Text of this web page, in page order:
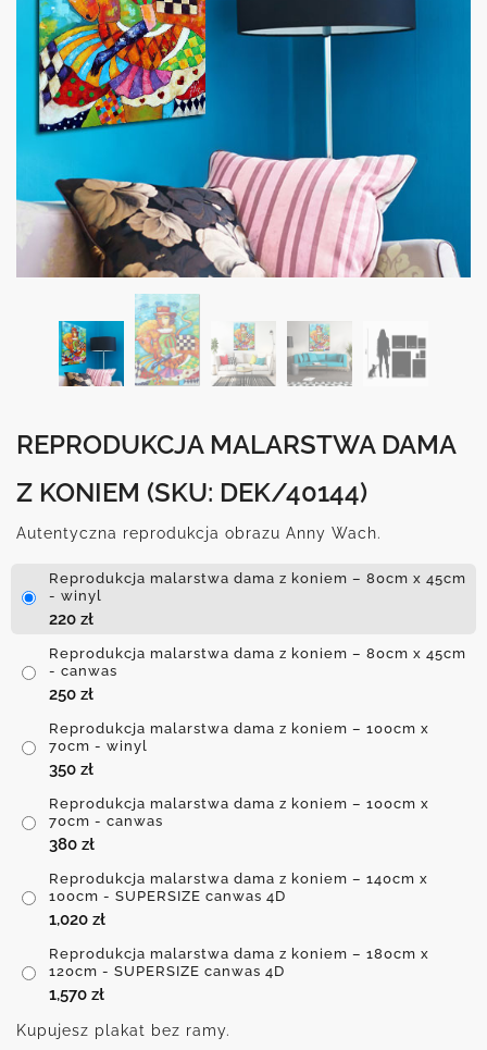
REPRODUKCJA MALARSTWA DAMA
Z KONIEM (SKU: DEK/40144)
Autentyczna reprodukcja obrazu Anny Wach.
Reprodukcja malarstwa dama z koniem – 80cm x 45cm
- winyl
220 zł
Reprodukcja malarstwa dama z koniem – 80cm x 45cm
- canwas
250 zł
Reprodukcja malarstwa dama z koniem – 100cm x
70cm - winyl
350 zł
Reprodukcja malarstwa dama z koniem – 100cm x
70cm - canwas
380 zł
Reprodukcja malarstwa dama z koniem – 140cm x
100cm - SUPERSIZE canwas 4D
1,020 zł
Reprodukcja malarstwa dama z koniem – 180cm x
120cm - SUPERSIZE canwas 4D
1,570 zł
Kupujesz plakat bez ramy.